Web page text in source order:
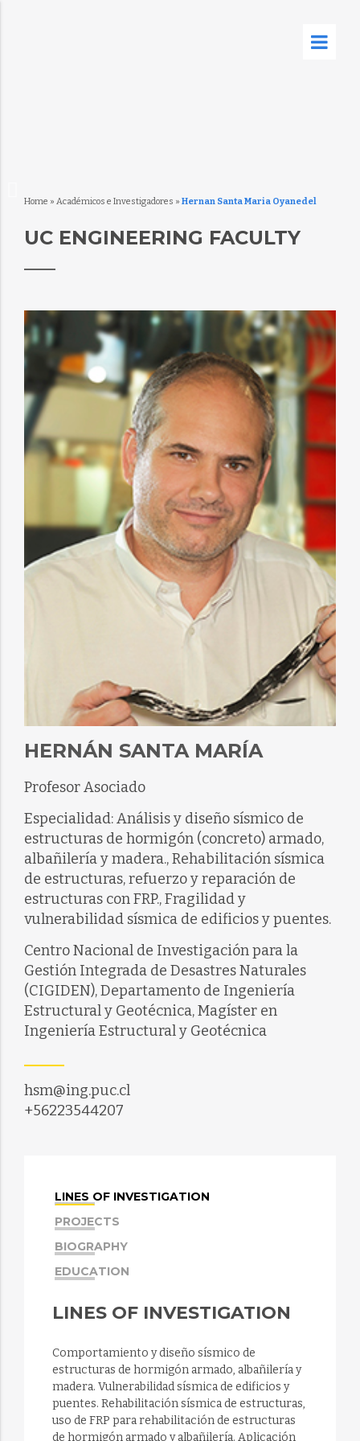
Home » Académicos e Investigadores » Hernan Santa Maria Oyanedel
UC ENGINEERING FACULTY
HERNÁN SANTA MARÍA
Profesor Asociado
Especialidad: Análisis y diseño sísmico de
estructuras de hormigón (concreto) armado,
albañilería y madera., Rehabilitación sísmica
de estructuras, refuerzo y reparación de
estructuras con FRP., Fragilidad y
vulnerabilidad sísmica de edificios y puentes.
Centro Nacional de Investigación para la
Gestión Integrada de Desastres Naturales
(CIGIDEN), Departamento de Ingeniería
Estructural y Geotécnica, Magíster en
Ingeniería Estructural y Geotécnica
hsm@ing.puc.cl
+56223544207
LINES OF INVESTIGATION
PROJECTS
BIOGRAPHY
EDUCATION
LINES OF INVESTIGATION
Comportamiento y diseño sísmico de
estructuras de hormigón armado, albañilería y
madera. Vulnerabilidad sísmica de edificios y
puentes. Rehabilitación sísmica de estructuras,
uso de FRP para rehabilitación de estructuras
de hormigón armado y albañilería. Aplicación